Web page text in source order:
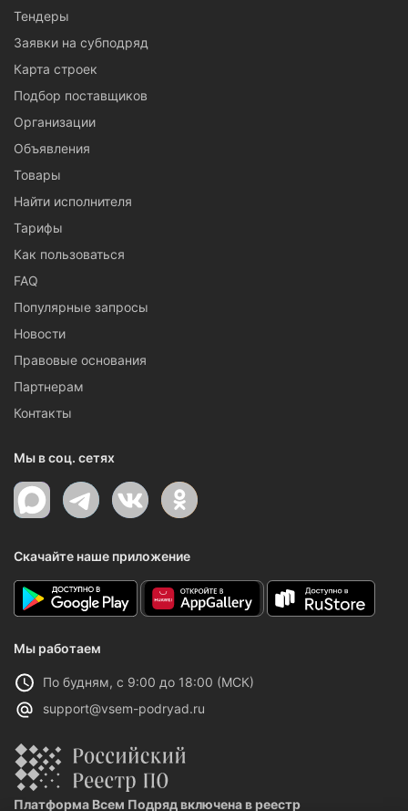
Тендеры
Заявки на субподряд
Карта строек
Подбор поставщиков
Организации
Объявления
Товары
Найти исполнителя
Тарифы
Как пользоваться
FAQ
Популярные запросы
Новости
Правовые основания
Партнерам
Контакты
Мы в соц. сетях
Скачайте наше приложение
Мы работаем
По будням, с 9:00 до 18:00 (МСК)
support@vsem-podryad.ru
Платформа Всем Подряд включена в реестр